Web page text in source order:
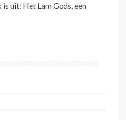
uit: Het Lam Gods, een